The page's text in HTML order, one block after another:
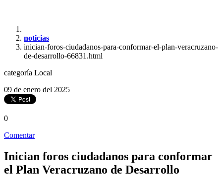
noticias
inician-foros-ciudadanos-para-conformar-el-plan-veracruzano-
de-desarrollo-66831.html
categoría Local
09 de enero del 2025
0
Comentar
Inician foros ciudadanos para conformar
el Plan Veracruzano de Desarrollo